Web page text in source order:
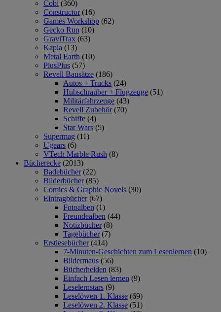
Cobi (360)
Constructor (16)
Games Workshop (62)
Gecko Run (10)
GraviTrax (63)
Kapla (13)
Metal Earth (10)
PlusPlus (57)
Revell Bausätze (186)
Autos + Trucks (24)
Hubschrauber + Flugzeuge (51)
Militärfahrzeuge (43)
Revell Zubehör (70)
Schiffe (4)
Star Wars (5)
Supermag (11)
Ugears (6)
VTech Marble Rush (8)
Bücherecke (2013)
Badebücher (22)
Bilderbücher (85)
Comics & Graphic Novels (30)
Eintragbücher (67)
Fotoalben (1)
Freundealben (44)
Notizbücher (8)
Tagebücher (7)
Erstlesebücher (414)
7-Minuten-Geschichten zum Lesenlernen (10)
Bildermaus (56)
Bücherhelden (83)
Einfach Lesen lernen (9)
Leselernstars (9)
Leselöwen 1. Klasse (69)
Leselöwen 2. Klasse (51)